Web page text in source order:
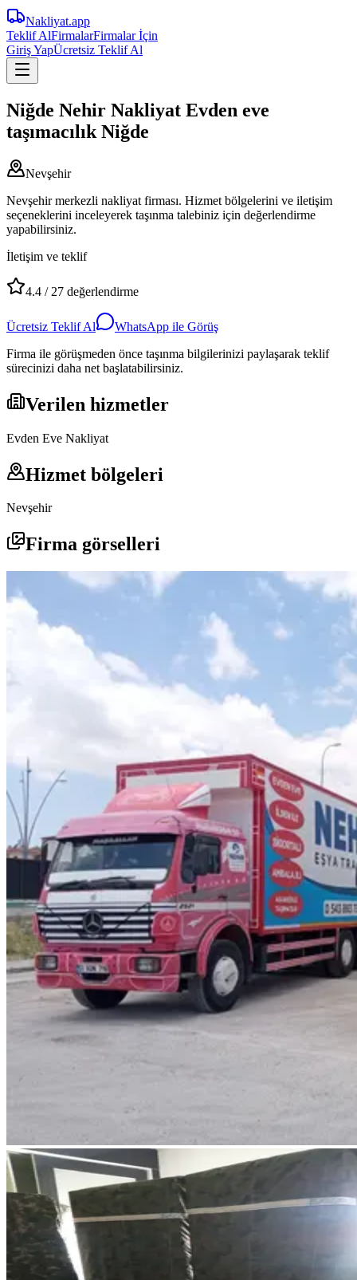
Nakliyat.app
Teklif AlFirmalarFirmalar İçin
Giriş YapÜcretsiz Teklif Al
Niğde Nehir Nakliyat Evden eve
taşımacılık Niğde
Nevşehir
Nevşehir merkezli nakliyat firması. Hizmet bölgelerini ve iletişim
seçeneklerini inceleyerek taşınma talebiniz için değerlendirme
yapabilirsiniz.
İletişim ve teklif
4.4 / 27 değerlendirme
Ücretsiz Teklif Al
WhatsApp ile Görüş
Firma ile görüşmeden önce taşınma bilgilerinizi paylaşarak teklif
sürecinizi daha net başlatabilirsiniz.
Verilen hizmetler
Evden Eve Nakliyat
Hizmet bölgeleri
Nevşehir
Firma görselleri